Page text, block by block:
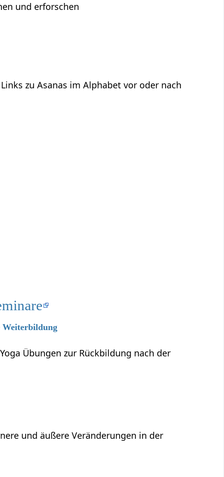
und erforschen
zu Asanas im Alphabet vor oder nach
Weiterbildung
Übungen zur Rückbildung nach der
und äußere Veränderungen in der